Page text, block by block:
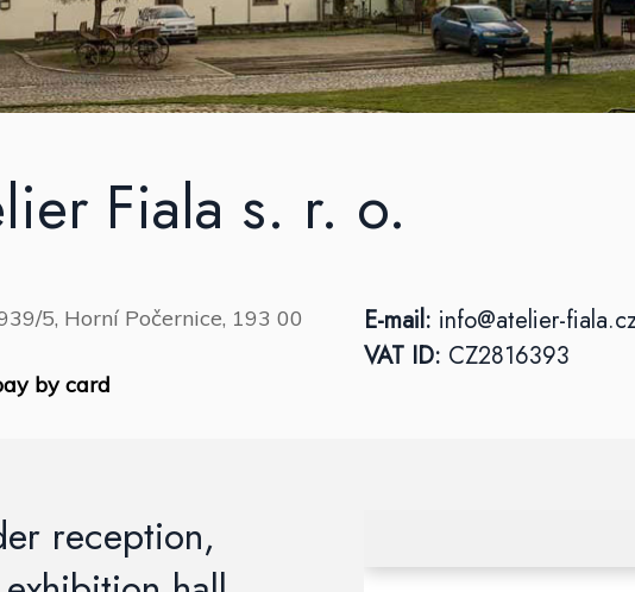
Fiala s. r. o.
5, Horní Počernice, 193 00
by card
E-mail: info@atelier-
VAT ID: CZ2816393
reception,